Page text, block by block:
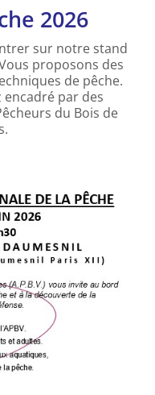
2026
sur notre stand
proposons des
de pêche.
par des
du Bois de